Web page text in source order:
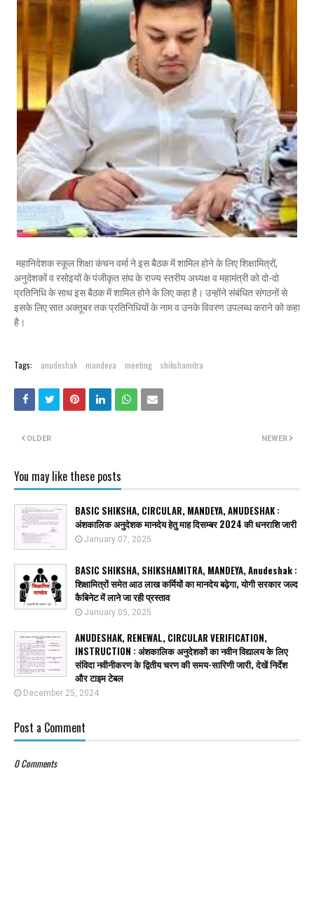
महानिदेशक स्कूल शिक्षा कंचन वर्मा ने इस बैठक में शामिल होने के लिए शिक्षामित्रों,
अनुदेशकों व रसोइयों के पंजीकृत संघ के राज्य स्तरीय अध्यक्ष व महामंत्री को दो-दो
प्रतिनिधि के साथ इस बैठक में शामिल होने के लिए कहा है। उन्होंने संबंधित संगठनों से
इसके लिए सात अक्तूबर तक प्रतिनिधियों के नाम व उनके विवरण उपलब्ध कराने को कहा
है।
Tags: anudeshak mandeya meeting shikshamitra
NEWER
OLDER
You may like these posts
BASIC SHIKSHA, CIRCULAR, MANDEYA, ANUDESHAK :
अंशकालिक अनुदेशक मानदेय हेतु माह दिसम्बर 2024 की धनराशि जारी
January 07, 2025
BASIC SHIKSHA, SHIKSHAMITRA, MANDEYA, Anudeshak :
शिक्षामित्रों समेत आठ लाख कर्मियों का मानदेय बढ़ेगा, योगी सरकार जल्द
कैबिनेट में लाने जा रही प्रस्ताव
January 05, 2025
ANUDESHAK, RENEWAL, CIRCULAR VERIFICATION,
INSTRUCTION : अंशकालिक अनुदेशकों का नवीन विद्यालय के लिए
संविदा नवीनीकरण के द्वितीय चरण की समय-सारिणी जारी, देखें निर्देश
और टाइम टेबल
December 25, 2024
Post a Comment
0 Comments